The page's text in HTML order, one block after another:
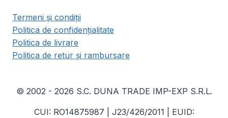
Termeni și condiții
Politica de confidențialitate
Politica de livrare
Politica de retur și rambursare
© 2002 - 2026 S.C. DUNA TRADE IMP-EXP S.R.L.
CUI: RO14875987 | J23/426/2011 | EUID: